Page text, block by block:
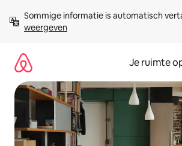
direct
naar
Sommige informatie is automatisch
weergeven
Je ruimte